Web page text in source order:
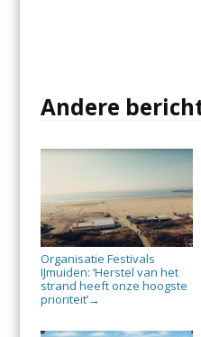
Andere
Organisatie Festivals
IJmuiden: ‘Herstel van het
strand heeft onze hoogste
prioriteit’→